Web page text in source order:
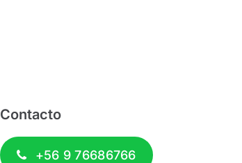
Contacto
+56 9 76686766